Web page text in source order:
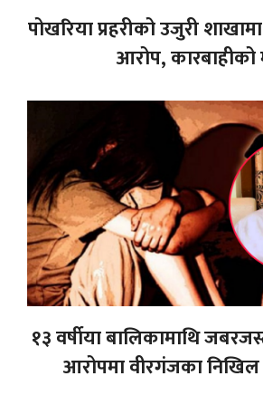
पोखरिया प्रहरीको उजुरी
आरोप, कारबाहीको
१३ वर्षीया बालिकामाथि
आरोपमा वीरगंजका निखिल